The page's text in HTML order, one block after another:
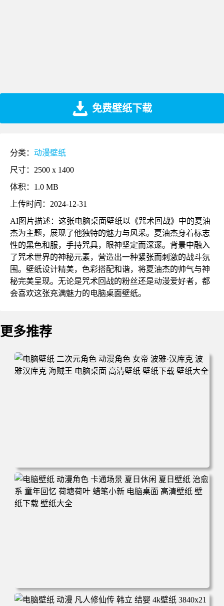
免费壁纸下载
分类： 动漫壁纸
尺寸：2500 x 1400
体积：1.0 MB
上传时间：2024-12-31
AI图片描述：这张电脑桌面壁纸以《咒术回战》中的夏油
杰为主题，展现了他独特的魅力与风采。夏油杰身着标志
性的黑色和服，手持咒具，眼神坚定而深邃。背景中融入
了咒术世界的神秘元素，营造出一种紧张而刺激的战斗氛
围。壁纸设计精美，色彩搭配和谐，将夏油杰的帅气与神
秘完美呈现。无论是咒术回战的粉丝还是动漫爱好者，都
会喜欢这张充满魅力的电脑桌面壁纸。
更多推荐
电脑壁纸 二次元角色 动漫角色 女帝 波雅·汉库克 波雅汉库
克 海贼王 电脑桌面 高清壁纸 壁纸下载 壁纸大全
电脑壁纸 动漫角色 卡通场景 夏日休闲 夏日壁纸 治愈系 童